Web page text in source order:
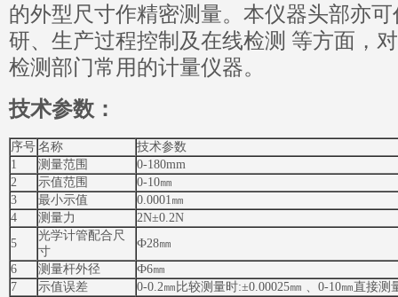
的外型尺寸作精密测量。本仪器头部亦
研、生产过程控制及在线检测 等方面，
检测部门常用的计量仪器。
技术参数：
序号 名称
技术参数
1
测量范围
0-180mm
2
示值范围
0-10㎜
3
最小示值
0.0001㎜
4
测量力
2N±0.2N
5
光学计管配合尺
寸
Ф28㎜
6
测量杆外径
Ф6㎜
7
示值误差
0-0.2㎜比较测量时:±0.00025㎜ 、0-10㎜直接测